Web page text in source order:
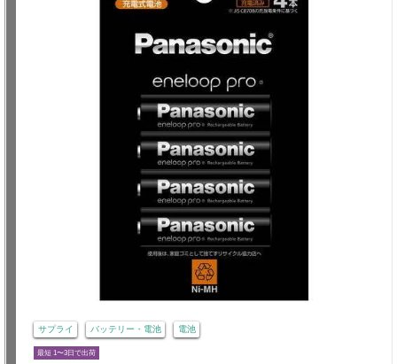
サプライ バッテリー・電池 電池
最短 1〜3日で出荷